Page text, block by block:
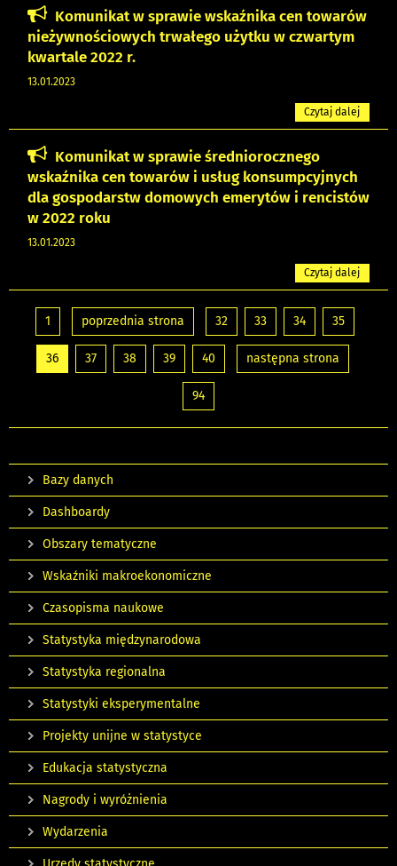
Komunikat w sprawie wskaźnika cen towarów
nieżywnościowych trwałego użytku w czwartym
kwartale 2022 r.
13.01.2023
Czytaj dalej
Komunikat w sprawie średniorocznego
wskaźnika cen towarów i usług konsumpcyjnych
dla gospodarstw domowych emerytów i rencistów
w 2022 roku
13.01.2023
Czytaj dalej
1 poprzednia strona 32 33 34 35
36 37 38 39 40 następna strona
94
Bazy danych
Dashboardy
Obszary tematyczne
Wskaźniki makroekonomiczne
Czasopisma naukowe
Statystyka międzynarodowa
Statystyka regionalna
Statystyki eksperymentalne
Projekty unijne w statystyce
Edukacja statystyczna
Nagrody i wyróżnienia
Wydarzenia